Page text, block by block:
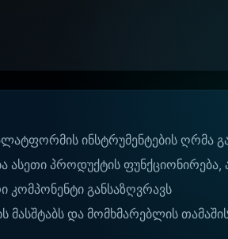
ინსტრუმენტების ღრმა
პროდუქტის ფუნქციონირება,
კომპონენტი განსაზღვრავს
მასშტაბს და მომხმარებლის